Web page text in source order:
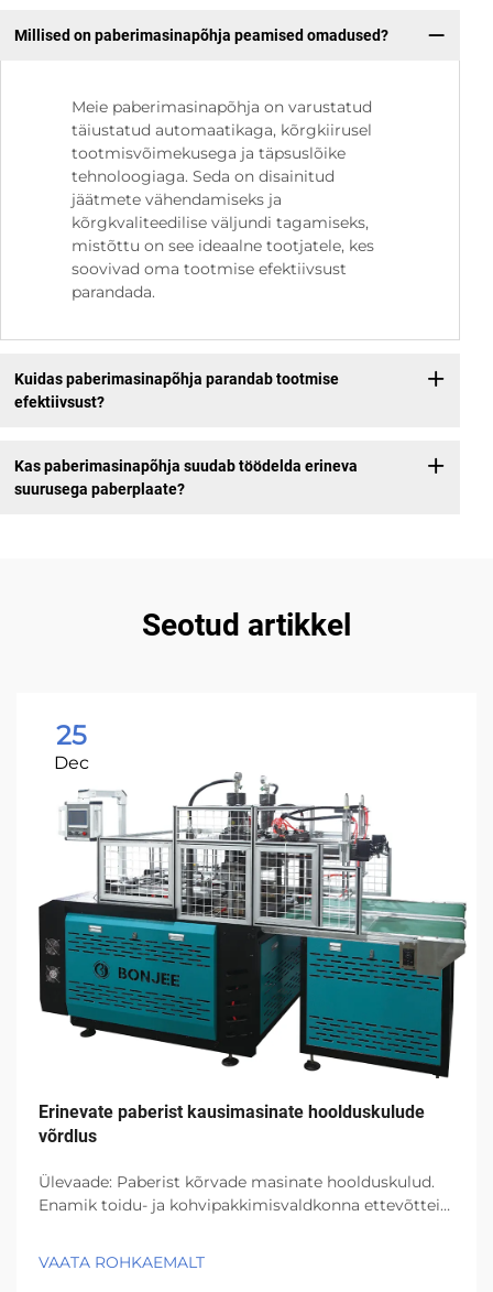
Millised on paberimasinapõhja peamised omadused?
Meie paberimasinapõhja on varustatud
täiustatud automaatikaga, kõrgkiirusel
tootmisvõimekusega ja täpsuslõike
tehnoloogiaga. Seda on disainitud
jäätmete vähendamiseks ja
kõrgkvaliteedilise väljundi tagamiseks,
mistõttu on see ideaalne tootjatele, kes
soovivad oma tootmise efektiivsust
parandada.
Kuidas paberimasinapõhja parandab tootmise
efektiivsust?
Kas paberimasinapõhja suudab töödelda erineva
suurusega paberplaate?
Seotud artikkel
25
Dec
Erinevate paberist kausimasinate hoolduskulude
võrdlus
Ülevaade: Paberist kõrvade masinate hoolduskulud.
Enamik toidu- ja kohvipakkimisvaldkonna ettevõtteid
kannatavad regulaarse kasutamise tagajärjel
VAATA ROHKAEMALT